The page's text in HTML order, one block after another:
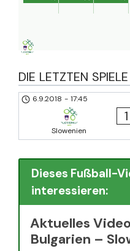
DIE LETZTEN
6.9.2018 - 17:45
Slowenien
1
Dieses Fußball-
interessieren:
Aktuelles
Bulgarien –